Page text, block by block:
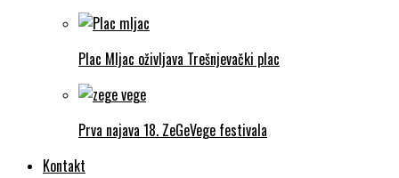
Plac Mljac oživljava Trešnjevački plac
Prva najava 18. ZeGeVege festivala
Kontakt